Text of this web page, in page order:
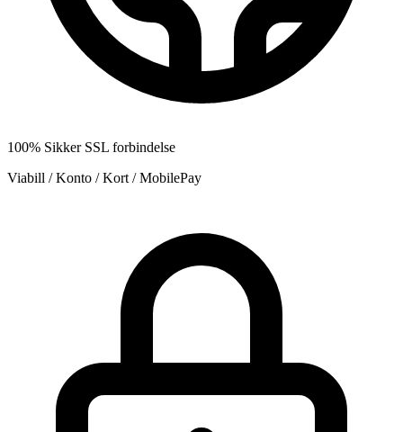
100% Sikker SSL forbindelse
Viabill / Konto / Kort / MobilePay